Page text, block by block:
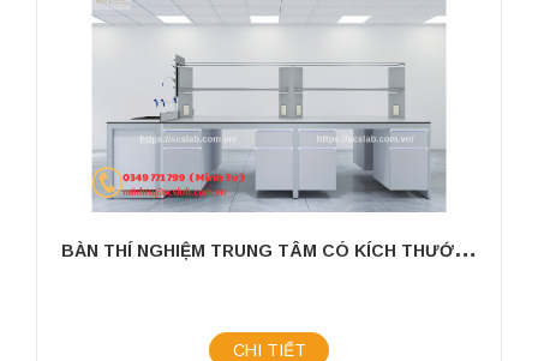
B
ÀN THÍ NGHIỆM TRUNG TÂM CÓ KÍCH THƯỚC 3600MM CÓ CHẬU RỬA
CHI TIẾT